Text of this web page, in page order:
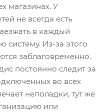
магазинах. У
не всегда есть
в каждый
систему. Из-за этого
заблаговременно.
постоянно следит за
во всех
неполадки, тут же
или